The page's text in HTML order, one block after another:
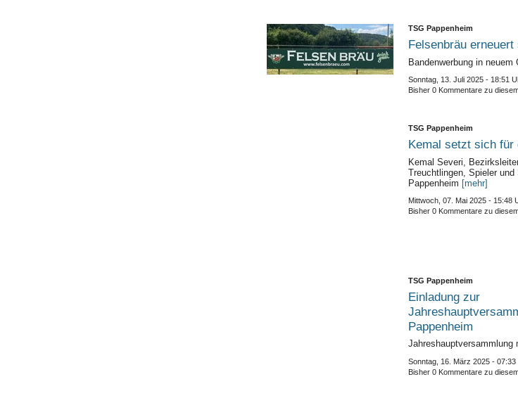
TSG Pappenheim
Felsenbräu
Bandenwerbung in neuem
Sonntag, 13. Juli 2025 - 18:51
Bisher 0 Kommentare zu
TSG Pappenheim
Kemal setzt sich für
Kemal Severi,
Treuchtlingen, Spieler
Pappenheim [mehr]
Mittwoch, 07. Mai 2025 - 15:48
Bisher 0 Kommentare zu
TSG Pappenheim
Einladung zur
Pappenheim
Jahreshauptversammlung
Sonntag, 16. März 2025 - 07:33
Bisher 0 Kommentare zu